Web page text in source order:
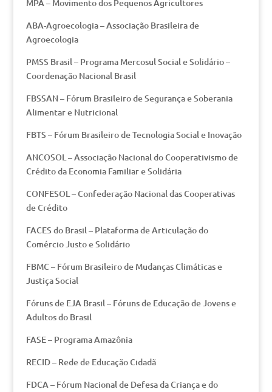
MPA – Movimento dos Pequenos Agricultores
ABA-Agroecologia – Associação Brasileira de
Agroecologia
PMSS Brasil – Programa Mercosul Social e Solidário –
Coordenação Nacional Brasil
FBSSAN – Fórum Brasileiro de Segurança e Soberania
Alimentar e Nutricional
FBTS – Fórum Brasileiro de Tecnologia Social e Inovação
ANCOSOL – Associação Nacional do Cooperativismo de
Crédito da Economia Familiar e Solidária
CONFESOL – Confederação Nacional das Cooperativas
de Crédito
FACES do Brasil – Plataforma de Articulação do
Comércio Justo e Solidário
FBMC – Fórum Brasileiro de Mudanças Climáticas e
Justiça Social
Fóruns de EJA Brasil – Fóruns de Educação de Jovens e
Adultos do Brasil
FASE – Programa Amazônia
RECID – Rede de Educação Cidadã
FDCA – Fórum Nacional de Defesa da Criança e do